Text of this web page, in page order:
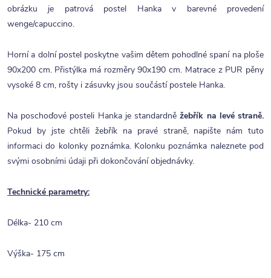
obrázku je patrová postel Hanka v barevné provedení
wenge/capuccino.
Horní a dolní postel poskytne vašim dětem pohodlné spaní na ploše
90x200 cm. Přistýlka má rozměry 90x190 cm. Matrace z PUR pěny
vysoké 8 cm, rošty i zásuvky jsou součástí postele Hanka.
Na poschoďové posteli Hanka je standardněžebřík na levé straně.
Pokud by jste chtěli žebřík na pravé straně, napište nám tuto
informaci do kolonky poznámka. Kolonku poznámka naleznete pod
svými osobními údaji při dokončování objednávky.
Technické parametry:
Délka- 210 cm
Výška- 175 cm